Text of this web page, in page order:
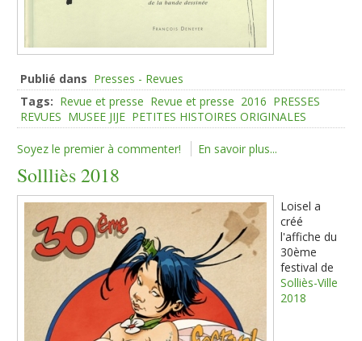
Publié dans Presses - Revues
Tags: Revue et presse Revue et presse 2016 PRESSES
REVUES MUSEE JIJE PETITES HISTOIRES ORIGINALES
Soyez le premier à commenter! En savoir plus...
Sollliès 2018
Loisel a
créé
l'affiche du
30ème
festival de
Solliès-Ville
2018